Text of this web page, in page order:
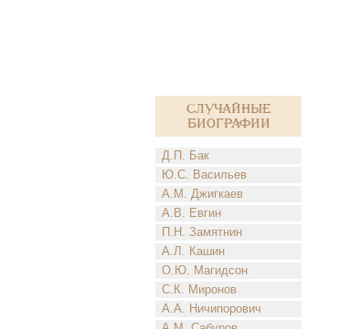
Случайные
биографии
Д.П. Бак
Ю.С. Васильев
А.М. Джигкаев
А.В. Евгин
П.Н. Замятнин
А.Л. Кашин
О.Ю. Магидсон
С.К. Миронов
А.А. Ничипорович